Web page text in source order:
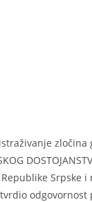
zločina
Srpske